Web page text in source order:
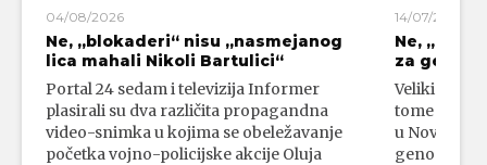
04/08/2026
Ne, „blokaderi“ nisu „nasmejanog
lica mahali Nikoli Bartulici“
Portal 24 sedam i televizija Informer
plasirali su dva različita propagandna
video-snimka u kojima se obeležavanje
početka vojno-policijske akcije Oluja
14/07/2026
Ne,
za
Veliki broj
tome da su
u Novom
genocidni